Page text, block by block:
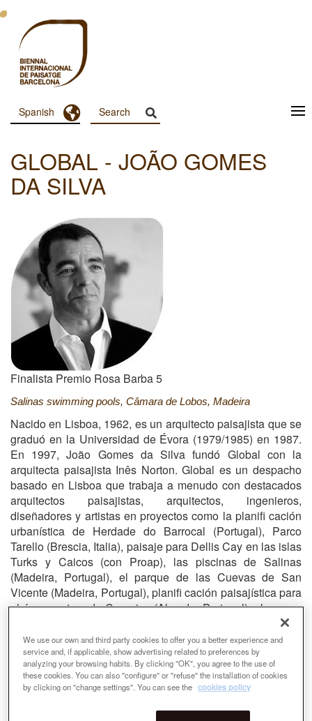
Pasar
contenido
principal
Menu
Principal
Dashboard
Spanish Toggle Dropdown
GLOBAL - JOÃO GOMES
DA SILVA
Finalista Premio Rosa Barba 5
Salinas swimming pools, Câmara de Lobos, Madeira
Nacido en Lisboa, 1962, es un arquitecto paisajista que se
graduó en la Universidad de Évora (1979/1985) en 1987.
En 1997, João Gomes da Silva fundó Global con la
arquitecta paisajista Inês Norton. Global es un despacho
basado en Lisboa que trabaja a menudo con destacados
arquitectos paisajistas, arquitectos, ingenieros,
diseñadores y artistas en proyectos como la planifi cación
urbanística de Herdade do Barrocal (Portugal), Parco
Tarello (Brescia, Italia), paisaje para Dellis Cay en las islas
Turks y Caicos (con Proap), las piscinas de Salinas
(Madeira, Portugal), el parque de las Cuevas de San
Vicente (Madeira, Portugal), planifi cación paisajística para
el área costera de Caparica (Almada, Portugal), el parque
de Aguieira (Viseu, Portugal), parque urbano en Caxinas,
parque de Serralves (Oporto, Portugal) y Jardines Garcia
de Orta (Lisboa, Portugal). Global Landscape: Global
reúne a un grupo de arquitectos paisajistas y arquitectos
que trabajan en una producción de espacio paisajístico
contemporáneo y a través del diseño paisajístico y las
We use our own and third party cookies to offer you a better experience and
service and, if applicable, show advertising related to preferences by
analyzing your browsing habits. By clicking "OK", you agree to the use of
these cookies. You can also "configure" or "refuse" the installation of cookies
by clicking on "change settings". You can see the cookies policy